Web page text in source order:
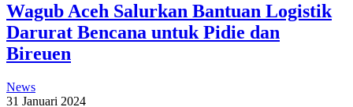
Wagub Aceh Salurkan Bantuan Logistik
Darurat Bencana untuk Pidie dan
Bireuen
News
31 Januari 2024